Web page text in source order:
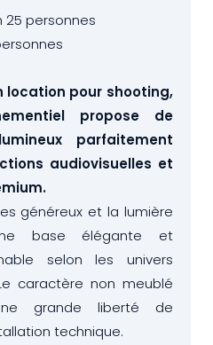
25 personnes
location pour shooting,
propose de
parfaitement
audiovisuelles et
généreux et la lumière
base élégante et
selon les univers
caractère non meublé
grande liberté de
technique.